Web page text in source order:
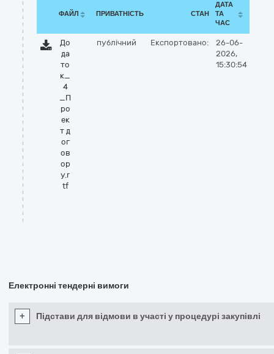
ФАЙЛ ПРИВАТНІСТЬ СТАН
ДАТА
ТА
ЧАС
До
да
то
к_
4
_П
ро
ек
т д
ог
ов
ор
у.r
tf
публічний Експортовано:
26-06-
2026,
15:30:54
Електронні тендерні вимоги
+ Підстави для відмови в участі у процедурі закупівлі